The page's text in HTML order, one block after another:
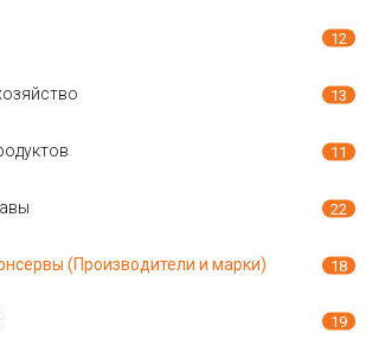
12
13
11
22
(Производители и марки) 18
19